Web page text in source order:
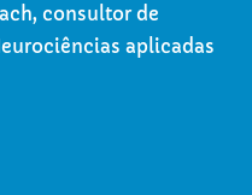
consultor de
aplicadas